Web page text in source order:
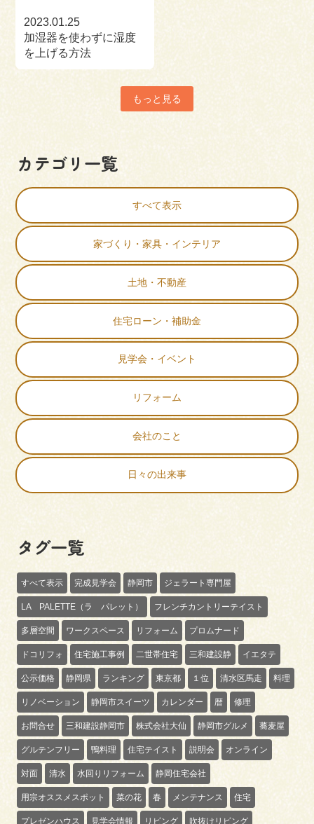
2023.01.25
加湿器を使わずに湿度
を上げる方法
もっと見る
カテゴリ一覧
すべて表示
家づくり・家具・インテリア
土地・不動産
住宅ローン・補助金
見学会・イベント
リフォーム
会社のこと
日々の出来事
タグ一覧
すべて表示 完成見学会 静岡市 ジェラート専門屋
LA PALETTE（ラ パレット） フレンチカントリーテイスト
多層空間 ワークスペース リフォーム プロムナード
ドコリフォ 住宅施工事例 二世帯住宅 三和建設静 イエタテ
公示価格 静岡県 ランキング 東京都 １位 清水区馬走 料理
リノベーション 静岡市スイーツ カレンダー 暦 修理
お問合せ 三和建設静岡市 株式会社大仙 静岡市グルメ 蕎麦屋
グルテンフリー 鴨料理 住宅テイスト 説明会 オンライン
対面 清水 水回りリフォーム 静岡住宅会社
用宗オススメスポット 菜の花 春 メンテナンス 住宅
プレゼンハウス 見学会情報 リビング 吹抜けリビング